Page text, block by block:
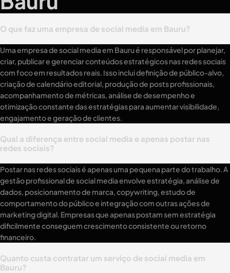
O que faz uma empresa de social media em Bauru?
Uma empresa de social media em Bauru é responsável por planejar,
criar, publicar e gerenciar conteúdos estratégicos nas redes sociais
com foco em resultados reais. Isso inclui definição de público-alvo,
criação de calendário editorial, produção de posts profissionais,
acompanhamento de métricas, análise de desempenho e
otimização constante das estratégias para aumentar visibilidade,
engajamento e geração de clientes.
Qual a diferença entre social media e apenas postar nas
redes sociais?
Postar nas redes sociais é apenas uma pequena parte do trabalho. A
gestão profissional de social media envolve estratégia, análise de
dados, posicionamento de marca, copywriting, estudo de
comportamento do público e integração com outras ações de
marketing digital. Empresas que apenas postam sem estratégia
dificilmente conseguem crescimento consistente ou retorno
financeiro.
Quanto custa contratar um serviço de social media em
Bauru?